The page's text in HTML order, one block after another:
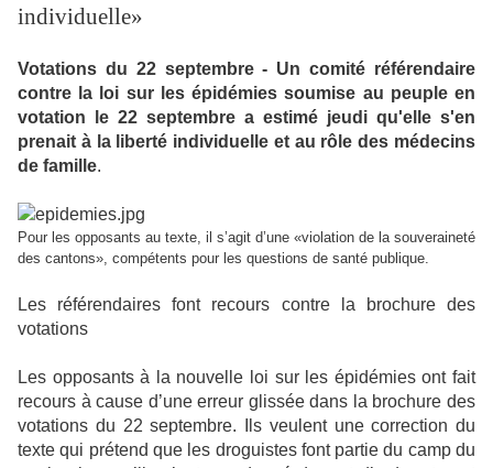
individuelle»
Votations du 22 septembre - Un comité référendaire
contre la loi sur les épidémies soumise au peuple en
votation le 22 septembre a estimé jeudi qu'elle s'en
prenait à la liberté individuelle et au rôle des médecins
de famille.
Pour les opposants au texte, il s’agit d’une «violation de la souveraineté
des cantons», compétents pour les questions de santé publique.
Les référendaires font recours contre la brochure des
votations
Les opposants à la nouvelle loi sur les épidémies ont fait
recours à cause d’une erreur glissée dans la brochure des
votations du 22 septembre. Ils veulent une correction du
texte qui prétend que les droguistes font partie du camp du